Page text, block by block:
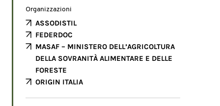
Organizzazioni
ASSODISTIL
FEDERDOC
MASAF – MINISTERO DELL’AGRICOLTURA
DELLA SOVRANITÀ ALIMENTARE E DELLE
FORESTE
ORIGIN ITALIA